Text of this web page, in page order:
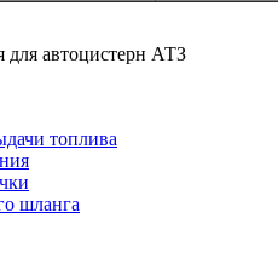
для автоцистерн АТЗ
топлива
шланга